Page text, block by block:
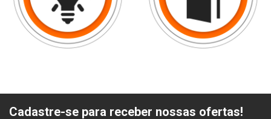
Cadastre-se para receber nossas ofertas!